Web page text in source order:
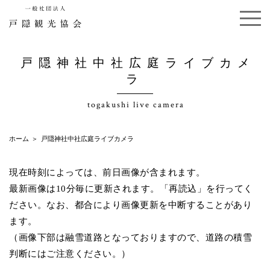
戸隠神社中社広庭ライブカメ
ラ
togakushi live camera
ホーム 戸隠神社中社広庭ライブカメラ
現在時刻によっては、前日画像が含まれます。
最新画像は10分毎に更新されます。「再読込」を行ってく
ださい。なお、都合により画像更新を中断することがあり
ます。
（画像下部は融雪道路となっておりますので、道路の積雪
判断にはご注意ください。）